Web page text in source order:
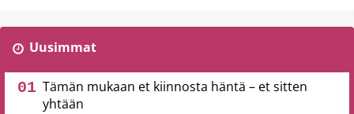
Uusimmat
Tämän mukaan et kiinnosta häntä – et sitten
yhtään